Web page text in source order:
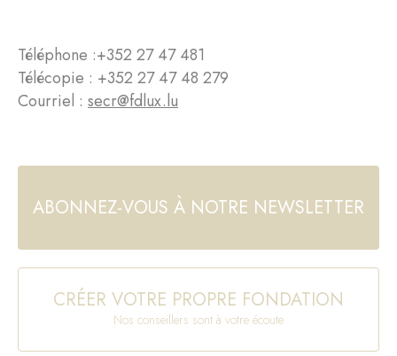
Téléphone :+352 27 47 481
Télécopie : +352 27 47 48 279
Courriel : secr@fdlux.lu
ABONNEZ-VOUS À NOTRE NEWSLETTER
CRÉER VOTRE PROPRE FONDATION
Nos conseillers sont à votre écoute